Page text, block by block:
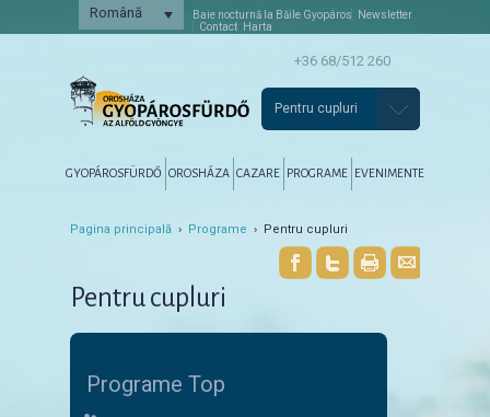
Română Baie nocturnă la Băile Gyopáros
Newsletter
Contact
Harta
+36 68/512 260
Pentru cupluri
Tovább az elsődleges tartalomra
Tovább a másodlagos tartalomra
GYOPÁROSFÜRDŐ OROSHÁZA CAZARE PROGRAME EVENIMENTE
Pagina principală › Programe › Pentru cupluri
Pentru cupluri
Programe Top